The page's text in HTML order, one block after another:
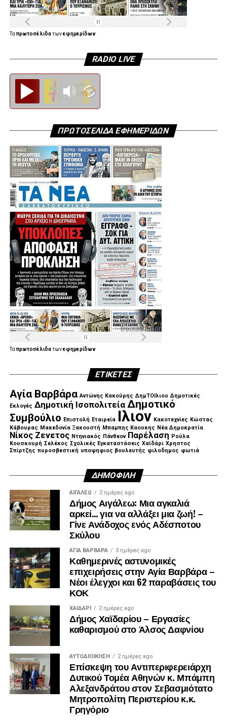
Ταπρωτοσέλιδατωνεφημερίδων
RADIO LIVE
ΠΡΩΤΟΣΕΛΙΔΑ ΕΦΗΜΕΡΙΔΩΝ
Ταπρωτοσέλιδατωνεφημερίδων
ΕΤΙΚΈΤΕΣ
Αγία Βαρβάρα Αντώνης Κακούρης ΔημΤΟΙλιου Δημοτικές
Εκλογές Δημοτική Ισοπολιτεία Δημοτικό
Συμβούλιο Επιστολή Εταιρεία Ιλιον Κακοτεχνίες Κώστας
Κάβουρας Μακεδονία Ξακουστή Μπαμπης Καουκης Νέα Δημοκρατία
Νίκος Ζενετος Ντηνιακός Πάνθεον Παρέλαση Ρούλα
Κουσκουρή Σελέκος Σχολικές Εγκαταστάσεις Χαϊδάρι Χρηστος
Σπίρτζης πυροσβεστική υποψηφιος βουλευτής φιλοδημος φωτιά
ΔΗΜΟΦΙΛΉ
ΑΙΓΑΛΕΩ 2 ημέρες ago
Δήμος Αιγάλεω: Μια αγκαλιά
αρκεί… για να αλλάξει μια ζωή! –
Γίνε Ανάδοχος ενός Αδέσποτου
Σκύλου
ΑΓΙΑ ΒΑΡΒΑΡΑ 3 ημέρες ago
Καθημερινές αστυνομικές
επιχειρήσεις στην Αγία Βαρβάρα –
Νέοι έλεγχοι και 62 παραβάσεις του
ΚΟΚ
ΧΑΪΔΑΡΙ 2 ημέρες ago
Δήμος Χαϊδαρίου – Εργασίες
καθαρισμού στο Άλσος Δαφνίου
ΑΥΤΟΔΙΟΊΚΗΣΗ 2 ημέρες ago
Επίσκεψη του Αντιπεριφερειάρχη
Δυτικού Τομέα Αθηνών κ. Μπάμπη
Αλεξανδράτου στον Σεβασμιότατο
Μητροπολίτη Περιστερίου κ.κ.
Γρηγόριο